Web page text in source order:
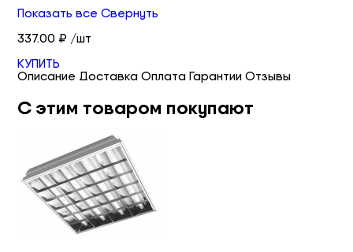
Показать все Свернуть
337.00 ₽ /шт
КУПИТЬ
Описание Доставка Оплата Гарантии Отзывы
С этим товаром покупают